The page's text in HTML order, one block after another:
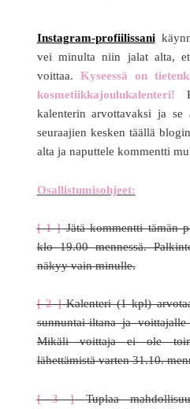
Instagram-profiilissani
vei minulta niin jalat alta,
voittaa. Kyseessä on
kosmetiikkajoulukalenteri!
kalenterin arvottavaksi ja se
seuraajien kesken täällä
alta ja naputtele kommentti
Osallistumisohjeet:
[ 1 ] Jätä kommentti tämän
klo 19.00 mennessä.
näkyy vain minulle.
[ 2 ] Kalenteri (1 kpl)
sunnuntai-iltana ja
Mikäli voittaja ei ole
lähettämistä varten 31.10.
[ 3 ]
Tuplaa